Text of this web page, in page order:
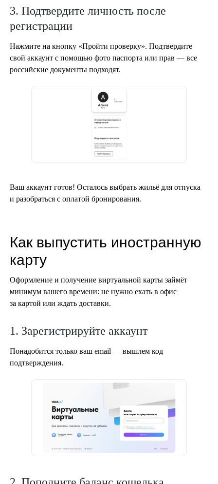
3. Подтвердите личность после
регистрации
Нажмите на кнопку «Пройти проверку». Подтвердите
свой аккаунт с помощью фото паспорта или прав — все
российские документы подходят.
Ваш аккаунт готов! Осталось выбрать жильё для отпуска
и разобраться с оплатой бронирования.
Как выпустить иностранную
карту
Оформление и получение виртуальной карты займёт
минимум вашего времени: не нужно ехать в офис
за картой или ждать доставки.
1. Зарегистрируйте аккаунт
Понадобится только ваш email — вышлем код
подтверждения.